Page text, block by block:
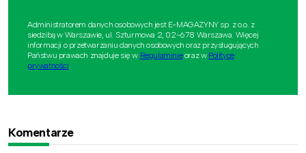
Administratorem danych osobowych jest E-MAGAZYNY sp. z o.o. z
siedzibą w Warszawie, ul. Szturmowa 2, 02-678 Warszawa. Więcej
informacji o przetwarzaniu danych osobowych oraz przysługujących
Państwu prawach znajduje się w Regulaminieoraz w Polityce
prywatności.
Komentarze